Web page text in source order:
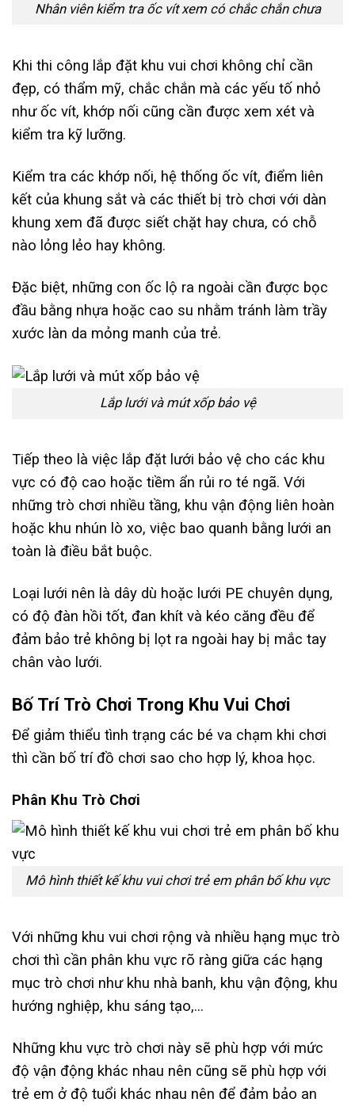
Nhân viên kiểm tra ốc vít xem có chắc chắn chưa
Khi thi công lắp đặt khu vui chơi không chỉ cần
đẹp, có thẩm mỹ, chắc chắn mà các yếu tố nhỏ
như ốc vít, khớp nối cũng cần được xem xét và
kiểm tra kỹ lưỡng.
Kiểm tra các khớp nối, hệ thống ốc vít, điểm liên
kết của khung sắt và các thiết bị trò chơi với dàn
khung xem đã được siết chặt hay chưa, có chỗ
nào lỏng lẻo hay không.
Đặc biệt, những con ốc lộ ra ngoài cần được bọc
đầu bằng nhựa hoặc cao su nhằm tránh làm trầy
xước làn da mỏng manh của trẻ.
Lắp lưới và mút xốp bảo vệ
Tiếp theo là việc lắp đặt lưới bảo vệ cho các khu
vực có độ cao hoặc tiềm ẩn rủi ro té ngã. Với
những trò chơi nhiều tầng, khu vận động liên hoàn
hoặc khu nhún lò xo, việc bao quanh bằng lưới an
toàn là điều bắt buộc.
Loại lưới nên là dây dù hoặc lưới PE chuyên dụng,
có độ đàn hồi tốt, đan khít và kéo căng đều để
đảm bảo trẻ không bị lọt ra ngoài hay bị mắc tay
chân vào lưới.
Bố Trí Trò Chơi Trong Khu Vui Chơi
Để giảm thiểu tình trạng các bé va chạm khi chơi
thì cần bố trí đồ chơi sao cho hợp lý, khoa học.
Phân Khu Trò Chơi
Mô hình thiết kế khu vui chơi trẻ em phân bố khu vực
Với những khu vui chơi rộng và nhiều hạng mục trò
chơi thì cần phân khu vực rõ ràng giữa các hạng
mục trò chơi như khu nhà banh, khu vận động, khu
hướng nghiệp, khu sáng tạo,…
Những khu vực trò chơi này sẽ phù hợp với mức
độ vận động khác nhau nên cũng sẽ phù hợp với
trẻ em ở độ tuổi khác nhau nên để đảm bảo an